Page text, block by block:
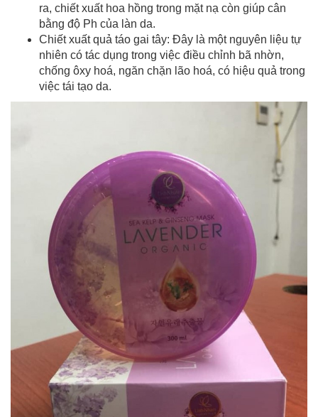
ra, chiết xuất hoa hồng trong mặt nạ còn giúp cân
bằng độ Ph của làn da.
Chiết xuất quả táo gai tây: Đây là một nguyên liệu tự
nhiên có tác dụng trong việc điều chỉnh bã nhờn,
chống ôxy hoá, ngăn chặn lão hoá, có hiệu quả trong
việc tái tạo da.